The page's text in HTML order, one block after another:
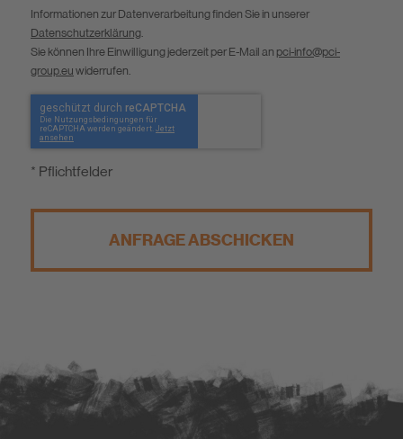
Informationen zur Datenverarbeitung finden Sie in unserer
Datenschutzerklärung
Sie können Ihre Einwilligung jederzeit per E-Mail an pci-info@pci-
group.eu widerrufen.
* Pflichtfelder
ANFRAGE ABSCHICKEN